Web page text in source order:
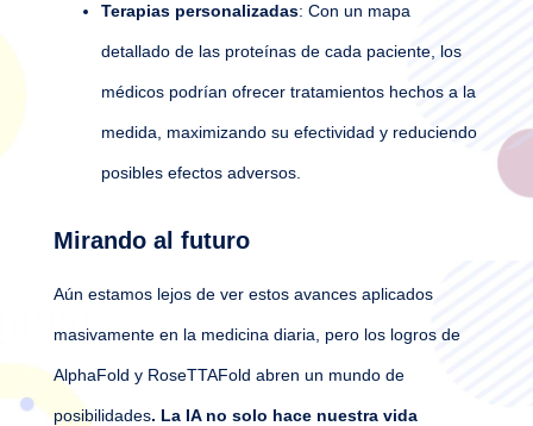
Terapias personalizadas: Con un mapa
detallado de las proteínas de cada paciente, los
médicos podrían ofrecer tratamientos hechos a la
medida, maximizando su efectividad y reduciendo
posibles efectos adversos.
Mirando al futuro
Aún estamos lejos de ver estos avances aplicados
masivamente en la medicina diaria, pero los logros de
AlphaFold y RoseTTAFold abren un mundo de
posibilidades. La IA no solo hace nuestra vida